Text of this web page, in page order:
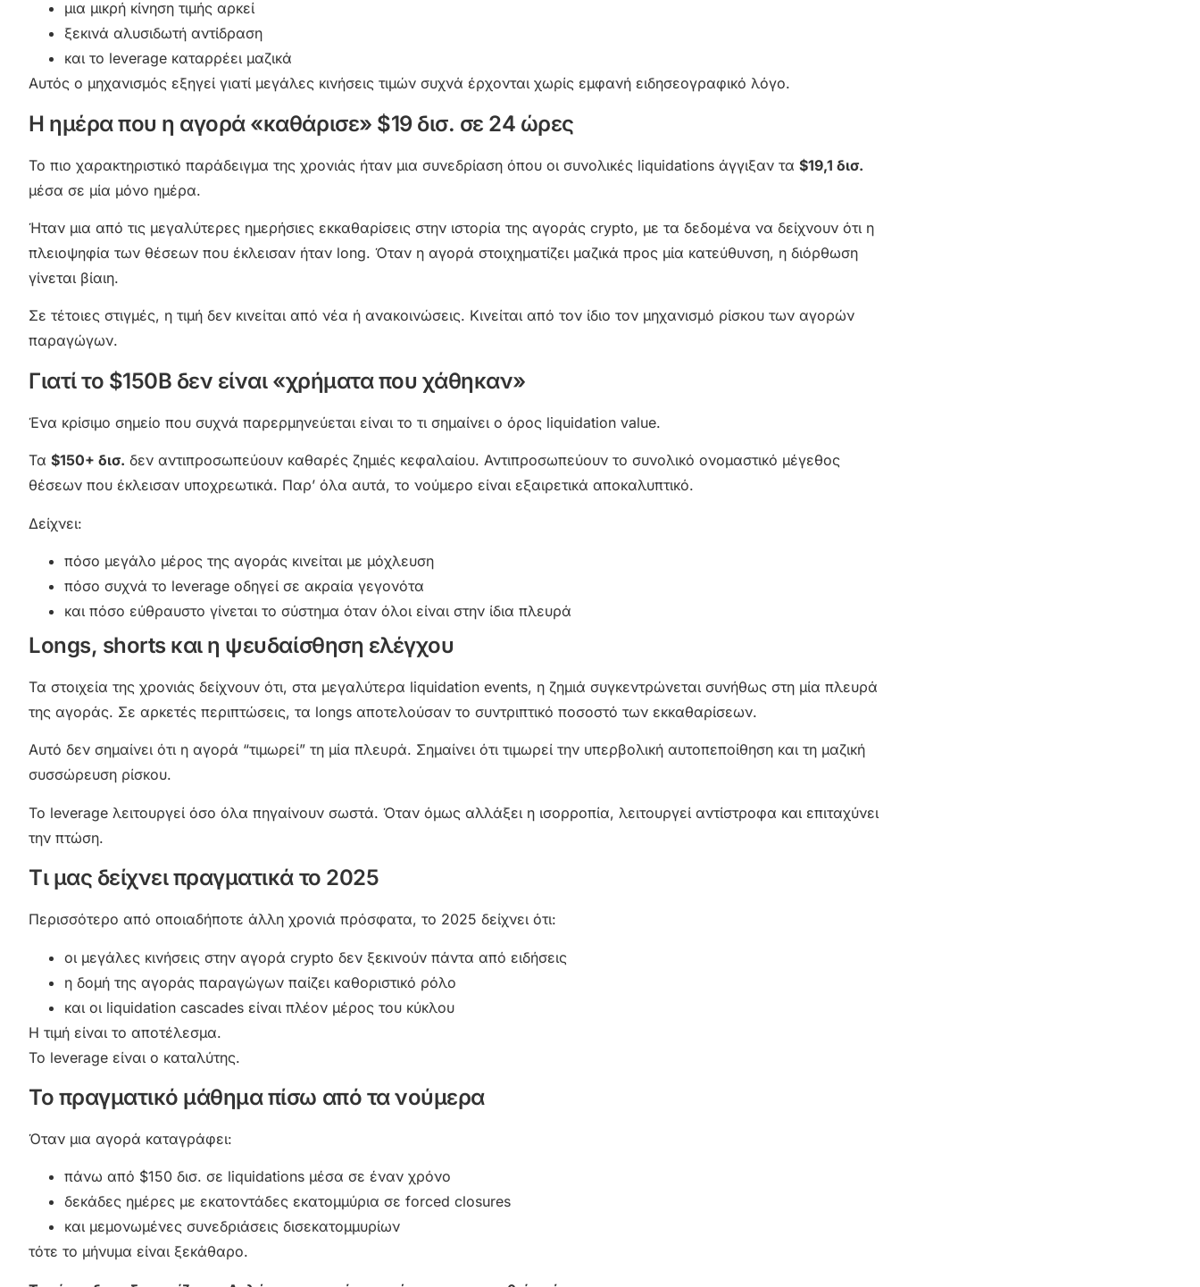
μια μικρή κίνηση τιμής αρκεί
ξεκινά αλυσιδωτή αντίδραση
και το leverage καταρρέει μαζικά
Αυτός ο μηχανισμός εξηγεί γιατί μεγάλες κινήσεις τιμών συχνά έρχονται χωρίς εμφανή ειδησεογραφικό λόγο.
Η ημέρα που η αγορά «καθάρισε» $19 δισ. σε 24 ώρες
Το πιο χαρακτηριστικό παράδειγμα της χρονιάς ήταν μια συνεδρίαση όπου οι συνολικές liquidations άγγιξαν τα $19,1 δισ.
μέσα σε μία μόνο ημέρα.
Ήταν μια από τις μεγαλύτερες ημερήσιες εκκαθαρίσεις στην ιστορία της αγοράς crypto, με τα δεδομένα να δείχνουν ότι η
πλειοψηφία των θέσεων που έκλεισαν ήταν long. Όταν η αγορά στοιχηματίζει μαζικά προς μία κατεύθυνση, η διόρθωση
γίνεται βίαιη.
Σε τέτοιες στιγμές, η τιμή δεν κινείται από νέα ή ανακοινώσεις. Κινείται από τον ίδιο τον μηχανισμό ρίσκου των αγορών
παραγώγων.
Γιατί το $150B δεν είναι «χρήματα που χάθηκαν»
Ένα κρίσιμο σημείο που συχνά παρερμηνεύεται είναι το τι σημαίνει ο όρος liquidation value.
Τα $150+ δισ. δεν αντιπροσωπεύουν καθαρές ζημιές κεφαλαίου. Αντιπροσωπεύουν το συνολικό ονομαστικό μέγεθος
θέσεων που έκλεισαν υποχρεωτικά. Παρ’ όλα αυτά, το νούμερο είναι εξαιρετικά αποκαλυπτικό.
Δείχνει:
πόσο μεγάλο μέρος της αγοράς κινείται με μόχλευση
πόσο συχνά το leverage οδηγεί σε ακραία γεγονότα
και πόσο εύθραυστο γίνεται το σύστημα όταν όλοι είναι στην ίδια πλευρά
Longs, shorts και η ψευδαίσθηση ελέγχου
Τα στοιχεία της χρονιάς δείχνουν ότι, στα μεγαλύτερα liquidation events, η ζημιά συγκεντρώνεται συνήθως στη μία πλευρά
της αγοράς. Σε αρκετές περιπτώσεις, τα longs αποτελούσαν το συντριπτικό ποσοστό των εκκαθαρίσεων.
Αυτό δεν σημαίνει ότι η αγορά “τιμωρεί” τη μία πλευρά. Σημαίνει ότι τιμωρεί την υπερβολική αυτοπεποίθηση και τη μαζική
συσσώρευση ρίσκου.
Το leverage λειτουργεί όσο όλα πηγαίνουν σωστά. Όταν όμως αλλάξει η ισορροπία, λειτουργεί αντίστροφα και επιταχύνει
την πτώση.
Τι μας δείχνει πραγματικά το 2025
Περισσότερο από οποιαδήποτε άλλη χρονιά πρόσφατα, το 2025 δείχνει ότι:
οι μεγάλες κινήσεις στην αγορά crypto δεν ξεκινούν πάντα από ειδήσεις
η δομή της αγοράς παραγώγων παίζει καθοριστικό ρόλο
και οι liquidation cascades είναι πλέον μέρος του κύκλου
Η τιμή είναι το αποτέλεσμα.
Το leverage είναι ο καταλύτης.
Το πραγματικό μάθημα πίσω από τα νούμερα
Όταν μια αγορά καταγράφει:
πάνω από $150 δισ. σε liquidations μέσα σε έναν χρόνο
δεκάδες ημέρες με εκατοντάδες εκατομμύρια σε forced closures
και μεμονωμένες συνεδριάσεις δισεκατομμυρίων
τότε το μήνυμα είναι ξεκάθαρο.